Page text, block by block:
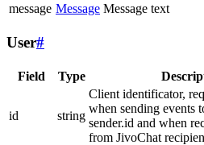
message Message Message text
User#
Field Type
id string
Client identificator,
when sending events
sender.id and when
from JivoChat